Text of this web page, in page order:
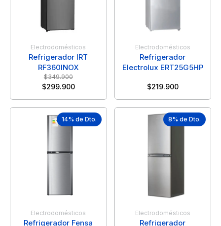
Electrodomésticos
Refrigerador IRT
RF360INOX
$349.900
$299.900
Electrodomésticos
Refrigerador
Electrolux ERT25G5HP
$219.900
14% de Dto.
Electrodomésticos
Refrigerador Fensa
8% de Dto.
Electrodomésticos
Refrigerador